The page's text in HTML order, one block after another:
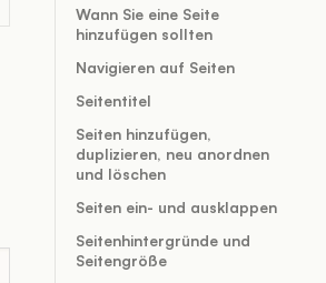
Wann Sie eine Seite
hinzufügen sollten
Navigieren auf Seiten
Seitentitel
Seiten hinzufügen,
duplizieren, neu anordnen
und löschen
Seiten ein- und ausklappen
Seitenhintergründe und
Seitengröße